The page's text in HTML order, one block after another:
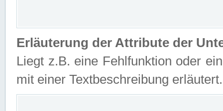
Erläuterung der Attribute der
Liegt z.B. eine Fehlfunktion oder
mit einer Textbeschreibung erläutert.